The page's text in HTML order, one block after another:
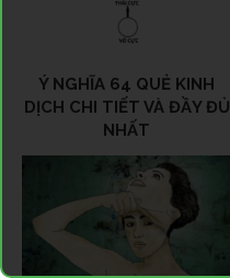
Ý NGHĨA 64 QUẺ KINH
DỊCH CHI TIẾT VÀ ĐẦY ĐỦ
NHẤT